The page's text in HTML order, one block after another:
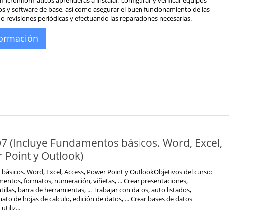
y software de base, así como asegurar el buen funcionamiento de las
revisiones periódicas y efectuando las reparaciones necesarias.
(Incluye Fundamentos básicos. Word, Excel,
Point y Outlook)
Word, Excel, Access, Power Point y OutlookObjetivos del curso:
formatos, numeración, viñetas, ... Crear presentaciones,
barra de herramientas, ... Trabajar con datos, auto listados,
de hojas de calculo, edición de datos, ... Crear bases de datos
utiliz...